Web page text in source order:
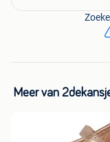
Meer van